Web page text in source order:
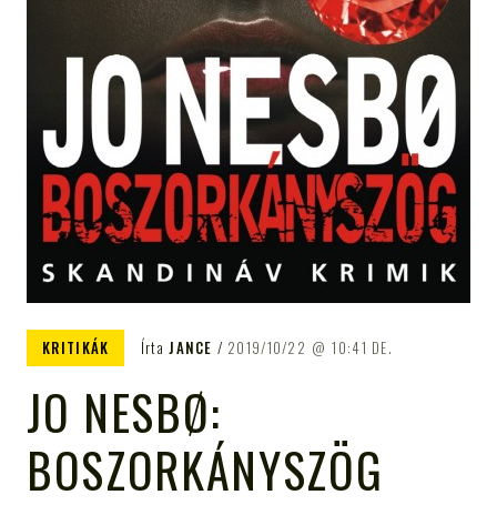
KRITIKÁK ÍrtaJANCE 2019/10/22 10:41 DE.
JO NESBØ:
BOSZORKÁNYSZÖG